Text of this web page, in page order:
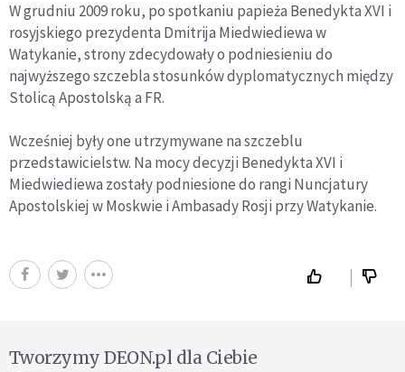
W grudniu 2009 roku, po spotkaniu papieża Benedykta XVI i
rosyjskiego prezydenta Dmitrija Miedwiediewa w
Watykanie, strony zdecydowały o podniesieniu do
najwyższego szczebla stosunków dyplomatycznych między
Stolicą Apostolską a FR.
Wcześniej były one utrzymywane na szczeblu
przedstawicielstw. Na mocy decyzji Benedykta XVI i
Miedwiediewa zostały podniesione do rangi Nuncjatury
Apostolskiej w Moskwie i Ambasady Rosji przy Watykanie.
Tworzymy DEON.pl dla Ciebie